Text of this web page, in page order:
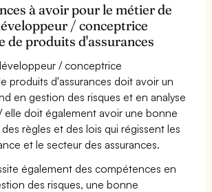
à avoir pour le métier de
/ conceptrice
de produits d'assurances
/ conceptrice
produits d'assurances doit avoir un
en gestion des risques et en analyse
elle doit également avoir une bonne
règles et des lois qui régissent les
et le secteur des assurances.
également des compétences en
des risques, une bonne